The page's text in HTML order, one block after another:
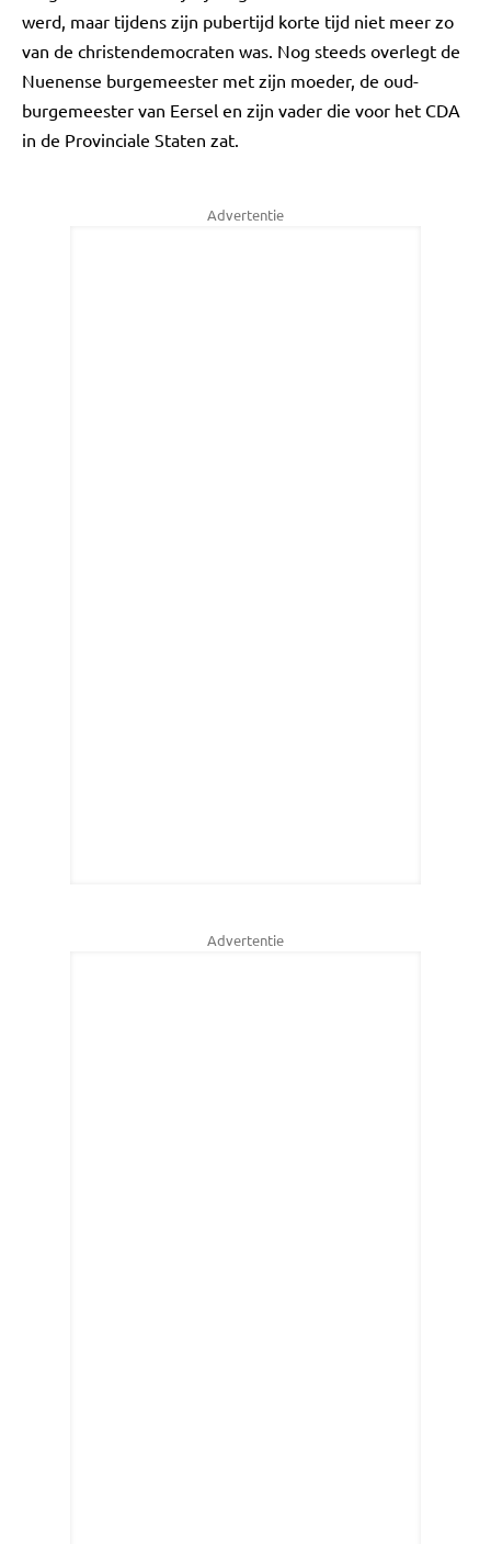
werd, maar tijdens zijn pubertijd korte tijd niet meer zo
van de christendemocraten was. Nog steeds overlegt de
Nuenense burgemeester met zijn moeder, de oud-
burgemeester van Eersel en zijn vader die voor het CDA
in de Provinciale Staten zat.
Advertentie
Advertentie